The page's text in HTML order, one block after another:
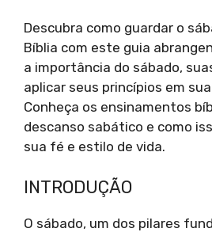
Descubra como guardar o
Bíblia com este guia
a importância do sábado,
aplicar seus princípios em
Conheça os ensinamentos
descanso sabático e como
sua fé e estilo de vida.
INTRODUÇÃO
O sábado, um dos pilares